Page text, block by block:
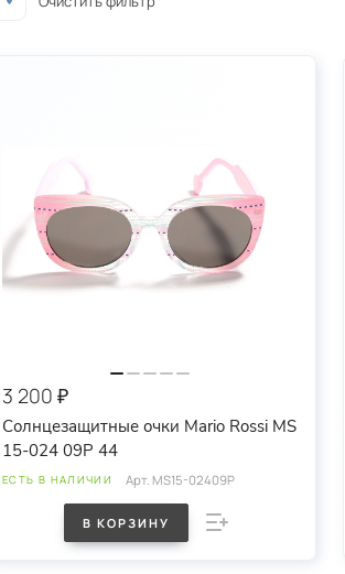
3 200 ₽
Солнцезащитные очки Mario Rossi MS
15-024 09P 44
ЕСТЬ В НАЛИЧИИ Арт. MS15-02409P
В КОРЗИНУ